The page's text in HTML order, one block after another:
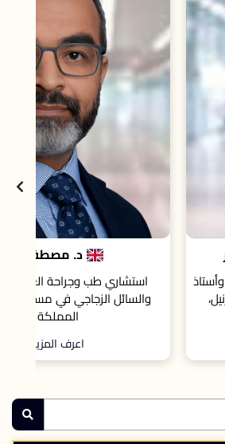
د. مصطفى الجوهري
العيون و جراحات الشبكية
في مستشفى كينجستون، لندن،